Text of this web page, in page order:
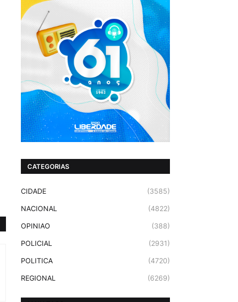
CATEGORIAS
CIDADE (3585)
NACIONAL (4822)
OPINIAO (388)
POLICIAL (2931)
POLITICA (4720)
REGIONAL (6269)